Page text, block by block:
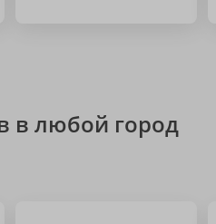
в любой город